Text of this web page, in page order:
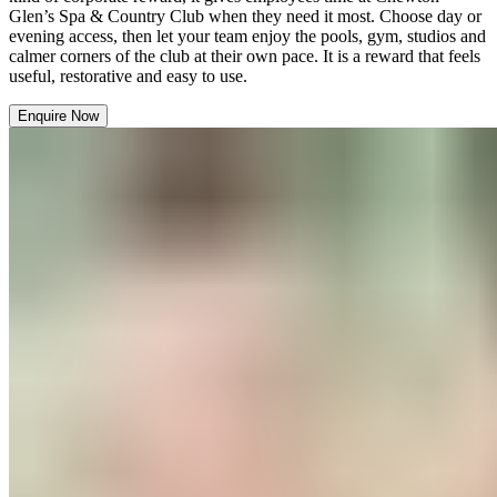
Glen’s Spa & Country Club when they need it most. Choose day or
evening access, then let your team enjoy the pools, gym, studios and
calmer corners of the club at their own pace. It is a reward that feels
useful, restorative and easy to use.​​​​‌ ‍ ​‍​‍‌‍ ‌ ​‍‌‍‍‌‌‍‌ ‌‍‍‌‌‍ ‍​‍​‍​ ‍‍​‍​‍‌ ​ ‌‍​‌‌‍ ‍‌‍‍‌‌ ‌​‌ ‍‌​‍ ‍‌‍‍‌‌‍ ​‍​‍​‍ ​​‍​‍‌‍‍​‌ ​‍‌‍‌‌‌‍‌‍​‍​‍​ ‍‍​‍​‍‌‍‍​‌ ‌​‌ ‌​‌ ​​‌ ​ ​ ‍‍​‍ ​‍ ‌‍ ​​‍ ‌‌‍​‌‌‍ ‍‌‍‌​​‍ ‌‌ ​‍​‍ ‌‌‍‍​‌‍ ‌ ‌​‌‍‌‌‌‍ ​‌ ​ ​‍ ‌‌ ​ ‌ ‌​‌ ‌‌‌‍‌​‌‍‍‌‌‍ ​‍ ‍‌ ‌‍‌‍‌‌‌ ​‍‌‍​ ‌‍‌‌‌‍ ​​‍ ‍‌‍​‌‌ ​​‌ ​​​‍ ‌‍‍‌‌‍ ‍‌ ‌​‌‍‌‌‌‍ ‍‌ ‌​​‍ ‌‍‌‌‌‍‌​‌‍‍‌‌ ‌​​‍ ‌‍ ‌‌‍ ‌‍‌​‌‍‌‌​ ‌‌ ​​‌ ​‍‌‍‌‌‌ ​ ‌‍‌‌‌‍ ‍‌ ‌​‌‍​‌‌ ‌​‌‍‍‌‌‍ ‌‍ ‍​ ‍ ‌‍‍‌‌‍‌​​ ‌‌‍​‍​ ‍‌​ ‍‌‌‍‌​‌‍​‌​ ‍​​ ‌‍​ ‌​​‍ ‌​ ‌​​ ‌ ‌‍‌‌​ ‌‌​‍ ‌​ ‌​​ ‌‍​ ​​​ ​ ​‍ ‌​ ‍​​ ​‌​ ‌‍​ ‌ ​‍ ‌​ ​‌​ ‌‍​ ​ ‌‍​‌‌‍‌‍​ ‍​​ ​‌‌‍​‍​ ‍‌​ ​​‌‍‌‌‌‍​ ​ ‍ ‌ ‌​‌ ‍‌‌ ​​‌‍‌‌​ ‌‌‍‍​‌‍ ‌ ‌​‌‍‌‌‌‍ ​‌‌​ ‌‍‍‌‌ ‌​‌‍‌‌‌‌​​‌‍​‌‌‍‌ ‌‍‌‌​ ‍ ‌ ​​‌‍​‌‌ ‌​‌‍‍​​ ‌‌ ​​‌‍​‌‌‍‌ ‌‍‌‌‌​​‍‌ ‌‌‌‍‍‌‌‍ ​‌‍‌​‌‍‌‌‌ ​‍​‍‌‌​ ‌‌‌​​‍‌‌ ‌‍‍ ‌‍‌‌‌ ‍‌​‍‌‌​ ​ ‌​‌​​‍‌‌​ ​ ‌​‌​​‍‌‌​ ​‍​ ​‍‌‍​ ​ ‍‌​ ‍‌​ ​‍​ ‍​​ ‌​​ ‍​​ ‌‍​ ​​​ ​​​ ‌ ​ ​‍​‍‌‌​ ​‍​ ​‍​‍‌‌​ ‌‌‌​‌​​‍ ‍‌‍​‍‌‍ ‌‍‌​‌ ‍‌​ ‌‍​‍‌‍​‌‌ ​ ‌‍‌‌‌‌‌‌‌ ​‍‌‍ ​​ ‌‌‍‍​‌ ‌​‌ ‌​‌ ​​‌ ​ ​‍‌‌​ ​ ‌​​‌​‍‌‌​ ​‍‌​‌‍​‍‌‌​ ​‍‌​‌‍‌‍ ​​‍ ‌‌‍​‌‌‍ ‍‌‍‌​​‍ ‌‌ ​‍​‍ ‌‌‍‍​‌‍ ‌ ‌​‌‍‌‌‌‍ ​‌ ​ ​‍ ‌‌ ​ ‌ ‌​‌ ‌‌‌‍‌​‌‍‍‌‌‍ ​‍ ‍‌ ‌‍‌‍‌‌‌ ​‍‌‍​ ‌‍‌‌‌‍ ​​‍ ‍‌‍​‌‌ ​​‌ ​​​‍‌‍‌‍‍‌‌‍‌​​ ‌‌‍​‍​ ‍‌​ ‍‌‌‍‌​‌‍​‌​ ‍​​ ‌‍​ ‌​​‍ ‌​ ‌​​ ‌ ‌‍‌‌​ ‌‌​‍ ‌​ ‌​​ ‌‍​ ​​​ ​ ​‍ ‌​ ‍​​ ​‌​ ‌‍​ ‌ ​‍ ‌​ ​‌​ ‌‍​ ​ ‌‍​‌‌‍‌‍​ ‍​​ ​‌‌‍​‍​ ‍‌​ ​​‌‍‌‌‌‍​ ​‍‌‍‌ ‌​‌ ‍‌‌ ​​‌‍‌‌​ ‌‌‍‍​‌‍ ‌ ‌​‌‍‌‌‌‍ ​‌‌​ ‌‍‍‌‌ ‌​‌‍‌‌‌‌​​‌‍​‌‌‍‌ ‌‍‌‌​‍‌‍‌ ​​‌‍​‌‌ ‌​‌‍‍​​ ‌‌ ​​‌‍​‌‌‍‌ ‌‍‌‌‌​​‍‌ ‌‌‌‍‍‌‌‍ ​‌‍‌​‌‍‌‌‌ ​‍​‍‌‌​ ‌‌‌​​‍‌‌ ‌‍‍ ‌‍‌‌‌ ‍‌​‍‌‌​ ​ ‌​‌​​‍‌‌​ ​ ‌​‌​​‍‌‌​ ​‍​ ​‍‌‍​ ​ ‍‌​ ‍‌​ ​‍​ ‍​​ ‌​​ ‍​​ ‌‍​ ​​​ ​​​ ‌ ​ ​‍​‍‌‌​ ​‍​ ​‍​‍‌‌​ ‌‌‌​‌​​‍ ‍‌‍​‍‌‍ ‌‍‌​‌ ‍‌​‍‌‍‌ ​​‌‍‌‌‌ ​‍‌ ​ ‌ ​​‌‍‌‌‌‍​ ‌ ‌​‌‍‍‌‌ ‌‍‌‍‌‌​ ‌‌ ​​‌ ‌‌‌‍​‍‌‍ ​‌‍‍‌‌ ​ ‌‍‍​‌‍‌‌‌‍‌​​‍​‍‌ ‌
Enquire Now​​​​‌ ‍ ​‍​‍‌‍ ‌ ​‍‌‍‍‌‌‍‌ ‌‍‍‌‌‍ ‍​‍​‍​ ‍‍​‍​‍‌ ​ ‌‍​‌‌‍ ‍‌‍‍‌‌ ‌​‌ ‍‌​‍ ‍‌‍‍‌‌‍ ​‍​‍​‍ ​​‍​‍‌‍‍​‌ ​‍‌‍‌‌‌‍‌‍​‍​‍​ ‍‍​‍​‍‌‍‍​‌ ‌​‌ ‌​‌ ​​‌ ​ ​ ‍‍​‍ ​‍ ‌‍ ​​‍ ‌‌‍​‌‌‍ ‍‌‍‌​​‍ ‌‌ ​‍​‍ ‌‌‍‍​‌‍ ‌ ‌​‌‍‌‌‌‍ ​‌ ​ ​‍ ‌‌ ​ ‌ ‌​‌ ‌‌‌‍‌​‌‍‍‌‌‍ ​‍ ‍‌ ‌‍‌‍‌‌‌ ​‍‌‍​ ‌‍‌‌‌‍ ​​‍ ‍‌‍​‌‌ ​​‌ ​​​‍ ‌‍‍‌‌‍ ‍‌ ‌​‌‍‌‌‌‍ ‍‌ ‌​​‍ ‌‍‌‌‌‍‌​‌‍‍‌‌ ‌​​‍ ‌‍ ‌‌‍ ‌‍‌​‌‍‌‌​ ‌‌ ​​‌ ​‍‌‍‌‌‌ ​ ‌‍‌‌‌‍ ‍‌ ‌​‌‍​‌‌ ‌​‌‍‍‌‌‍ ‌‍ ‍​ ‍ ‌‍‍‌‌‍‌​​ ‌‌‍​‍​ ‍‌​ ‍‌‌‍‌​‌‍​‌​ ‍​​ ‌‍​ ‌​​‍ ‌​ ‌​​ ‌ ‌‍‌‌​ ‌‌​‍ ‌​ ‌​​ ‌‍​ ​​​ ​ ​‍ ‌​ ‍​​ ​‌​ ‌‍​ ‌ ​‍ ‌​ ​‌​ ‌‍​ ​ ‌‍​‌‌‍‌‍​ ‍​​ ​‌‌‍​‍​ ‍‌​ ​​‌‍‌‌‌‍​ ​ ‍ ‌ ‌​‌ ‍‌‌ ​​‌‍‌‌​ ‌‌‍‍​‌‍ ‌ ‌​‌‍‌‌‌‍ ​‌‌​ ‌‍‍‌‌ ‌​‌‍‌‌‌‌​​‌‍​‌‌‍‌ ‌‍‌‌​ ‍ ‌ ​​‌‍​‌‌ ‌​‌‍‍​​ ‌‌ ​​‌‍​‌‌‍‌ ‌‍‌‌‌​​‍‌ ‌‌‌‍‍‌‌‍ ​‌‍‌​‌‍‌‌‌ ​‍​‍‌‌​ ‌‌‌​​‍‌‌ ‌‍‍ ‌‍‌‌‌ ‍‌​‍‌‌​ ​ ‌​‌​​‍‌‌​ ​ ‌​‌​​‍‌‌​ ​‍​ ​‍‌‍​ ​ ‍‌​ ‍‌​ ​‍​ ‍​​ ‌​​ ‍​​ ‌‍​ ​​​ ​​​ ‌ ​ ​‍​‍‌‌​ ​‍​ ​‍​‍‌‌​ ‌‌‌​‌​​‍ ‍‌ ​ ‌‍‌‌‌‍​ ‌‍ ‌‍ ‍‌‍‌​‌‍​‌‌ ​‍‌ ‍‌‌​​ ‌ ‌​‌‍​‌​‍ ‍‌‍ ​‌‍​‌‌‍​‍‌‍‌‌‌‍ ​​ ‌‍​‍‌‍​‌‌ ​ ‌‍‌‌‌‌‌‌‌ ​‍‌‍ ​​ ‌‌‍‍​‌ ‌​‌ ‌​‌ ​​‌ ​ ​‍‌‌​ ​ ‌​​‌​‍‌‌​ ​‍‌​‌‍​‍‌‌​ ​‍‌​‌‍‌‍ ​​‍ ‌‌‍​‌‌‍ ‍‌‍‌​​‍ ‌‌ ​‍​‍ ‌‌‍‍​‌‍ ‌ ‌​‌‍‌‌‌‍ ​‌ ​ ​‍ ‌‌ ​ ‌ ‌​‌ ‌‌‌‍‌​‌‍‍‌‌‍ ​‍ ‍‌ ‌‍‌‍‌‌‌ ​‍‌‍​ ‌‍‌‌‌‍ ​​‍ ‍‌‍​‌‌ ​​‌ ​​​‍‌‍‌‍‍‌‌‍‌​​ ‌‌‍​‍​ ‍‌​ ‍‌‌‍‌​‌‍​‌​ ‍​​ ‌‍​ ‌​​‍ ‌​ ‌​​ ‌ ‌‍‌‌​ ‌‌​‍ ‌​ ‌​​ ‌‍​ ​​​ ​ ​‍ ‌​ ‍​​ ​‌​ ‌‍​ ‌ ​‍ ‌​ ​‌​ ‌‍​ ​ ‌‍​‌‌‍‌‍​ ‍​​ ​‌‌‍​‍​ ‍‌​ ​​‌‍‌‌‌‍​ ​‍‌‍‌ ‌​‌ ‍‌‌ ​​‌‍‌‌​ ‌‌‍‍​‌‍ ‌ ‌​‌‍‌‌‌‍ ​‌‌​ ‌‍‍‌‌ ‌​‌‍‌‌‌‌​​‌‍​‌‌‍‌ ‌‍‌‌​‍‌‍‌ ​​‌‍​‌‌ ‌​‌‍‍​​ ‌‌ ​​‌‍​‌‌‍‌ ‌‍‌‌‌​​‍‌ ‌‌‌‍‍‌‌‍ ​‌‍‌​‌‍‌‌‌ ​‍​‍‌‌​ ‌‌‌​​‍‌‌ ‌‍‍ ‌‍‌‌‌ ‍‌​‍‌‌​ ​ ‌​‌​​‍‌‌​ ​ ‌​‌​​‍‌‌​ ​‍​ ​‍‌‍​ ​ ‍‌​ ‍‌​ ​‍​ ‍​​ ‌​​ ‍​​ ‌‍​ ​​​ ​​​ ‌ ​ ​‍​‍‌‌​ ​‍​ ​‍​‍‌‌​ ‌‌‌​‌​​‍ ‍‌ ​ ‌‍‌‌‌‍​ ‌‍ ‌‍ ‍‌‍‌​‌‍​‌‌ ​‍‌ ‍‌‌​​ ‌ ‌​‌‍​‌​‍ ‍‌‍ ​‌‍​‌‌‍​‍‌‍‌‌‌‍ ​​‍‌‍‌ ​​‌‍‌‌‌ ​‍‌ ​ ‌ ​​‌‍‌‌‌‍​ ‌ ‌​‌‍‍‌‌ ‌‍‌‍‌‌​ ‌‌ ​​‌ ‌‌‌‍​‍‌‍ ​‌‍‍‌‌ ​ ‌‍‍​‌‍‌‌‌‍‌​​‍​‍‌ ‌